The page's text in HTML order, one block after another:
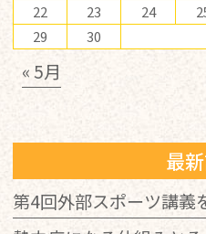
22
23 24
29
30
« 5月
最
第4回外部スポーツ講義